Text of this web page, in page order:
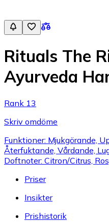
Rituals The
Ayurveda
Rank 13
Skriv omdöme
Funktioner: Mjukgörande,
Återfuktande, Vårdande,
Doftnoter: Citron/Citrus,
Priser
Insikter
Prishistorik